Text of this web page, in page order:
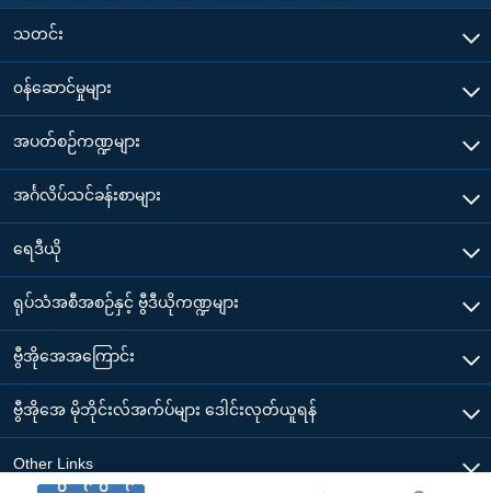
သတင်း
၀န်ဆောင်မှုများ
အပတ်စဉ်ကဏ္ဍများ
အင်္ဂလိပ်သင်ခန်းစာများ
ရေဒီယို
ရုပ်သံအစီအစဉ်နှင့် ဗွီဒီယိုကဏ္ဍများ
ဗွီအိုအေအကြောင်း
ဗွီအိုအေ မိုဘိုင်းလ်အက်ပ်များ ဒေါင်းလုတ်ယူရန်
Other Links